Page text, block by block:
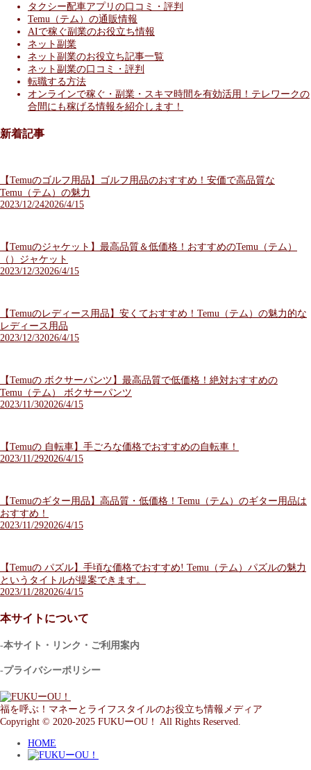
タクシー配車アプリの口コミ・評判
Temu（テム）の通販情報
AIで稼ぐ副業のお役立ち情報
ネット副業
ネット副業のお役立ち記事一覧
ネット副業の口コミ・評判
転職する方法
オンラインで稼ぐ・副業・スキマ時間を有効活用！テレワークの
合間にも稼げる情報を紹介します！
新着記事
【Temuのゴルフ用品】ゴルフ用品のおすすめ！安価で高品質な
Temu（テム）の魅力
2023/12/242026/4/15
【Temuのジャケット】最高品質＆低価格！おすすめのTemu（テム）
（）ジャケット
2023/12/32026/4/15
【Temuのレディース用品】安くておすすめ！Temu（テム）の魅力的な
レディース用品
2023/12/32026/4/15
【Temuの ボクサーパンツ】最高品質で低価格！絶対おすすめの
Temu（テム） ボクサーパンツ
2023/11/302026/4/15
【Temuの 自転車】手ごろな価格でおすすめの自転車！
2023/11/292026/4/15
【Temuのギター用品】高品質・低価格！Temu（テム）のギター用品は
おすすめ！
2023/11/292026/4/15
【Temuの パズル】手頃な価格でおすすめ! Temu（テム）パズルの魅力
というタイトルが提案できます。
2023/11/282026/4/15
本サイトについて
-本サイト・リンク・ご利用案内
-プライバシーポリシー
福を呼ぶ！マネーとライフスタイルのお役立ち情報メディア
Copyright © 2020-2025 FUKUーOU！ All Rights Reserved.
HOME